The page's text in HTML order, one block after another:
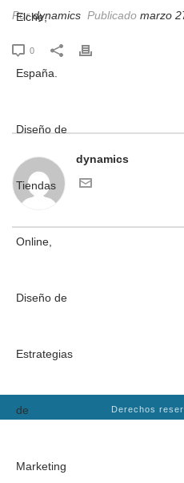
Pordynamics Publicado marzo
0
dynamics
Derechos